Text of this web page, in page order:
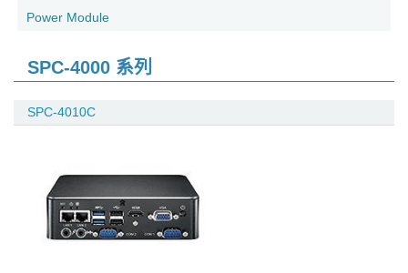
Power Module
SPC-4000 系列
SPC-4010C